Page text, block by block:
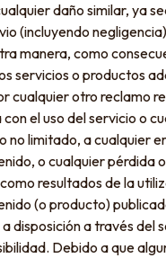
daño similar, ya
(incluyendo
manera, como
servicios o productos
cualquier otro reclamo
el uso del servicio o
no limitado, a cualquier
o cualquier pérdida
resultados de la
(o producto)
disposición a través del
Debido a que